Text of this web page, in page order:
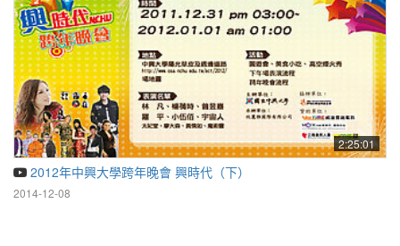
2:25:01
2012年中興大學跨年晚會 興時代（下）
2014-12-08